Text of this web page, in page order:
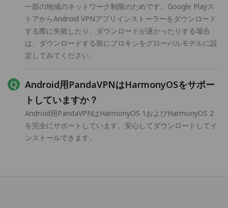
一部の地域のネットワーク制限のためです。Google Playス
トアからAndroid VPNアプリインストーラーをダウンロード
する際に失敗したり、ダウンロードが遅かったりする場合
は、ダウンロードする前にプロキシをグローバルモデルに設
定してみてください。
Android用PandaVPNはHarmonyOSをサポー
トしていますか？
Android用PandaVPNはHarmonyOS 1およびHarmonyOS 2
を完全にサポートしています。安心してダウンロードしてイ
ンストールできます。